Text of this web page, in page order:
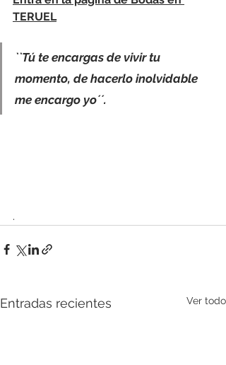
TERUEL
``Tú te encargas de vivir tu
momento, de hacerlo inolvidable
me encargo yo´´.
.
Entradas recientes Ver todo